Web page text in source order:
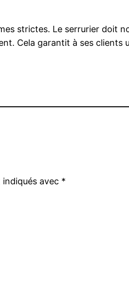
strictes. Le serrurier doit
Cela garantit à ses
avec *